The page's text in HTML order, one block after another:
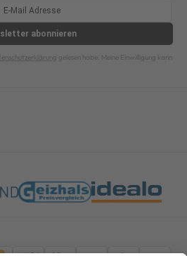
abonnieren
gelesen habe. Meine Einwilligung kann